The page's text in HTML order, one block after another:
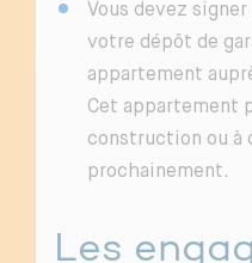
Vous devez
votre dépôt de
appartement
Cet appartement
construction ou à
prochainement.
Les